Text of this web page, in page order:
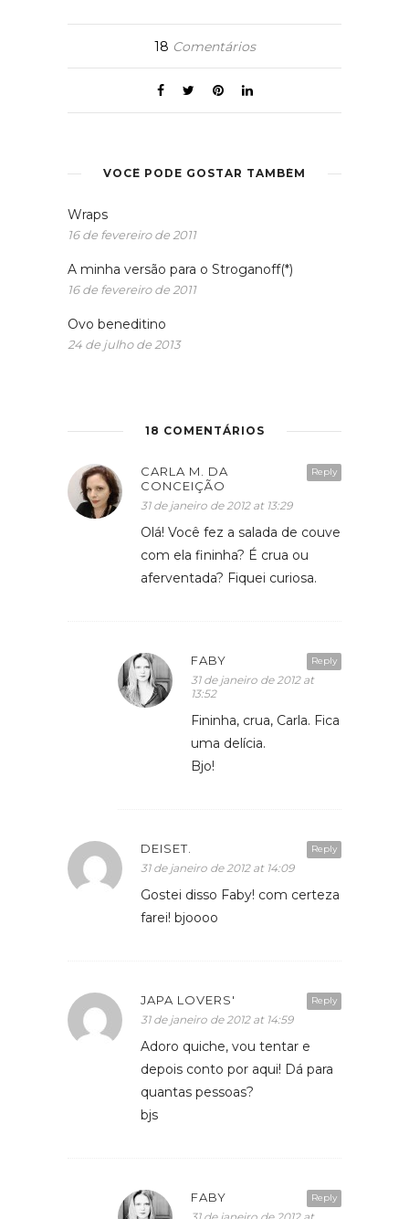
18 Comentários
VOCÊ PODE GOSTAR TAMBÉM
Wraps
16 de fevereiro de 2011
A minha versão para o Stroganoff(*)
16 de fevereiro de 2011
Ovo beneditino
24 de julho de 2013
18 COMENTÁRIOS
Reply
CARLA M. DA
CONCEIÇÃO
31 de janeiro de 2012 at 13:29
Olá! Você fez a salada de couve
com ela fininha? É crua ou
aferventada? Fiquei curiosa.
Reply
FABY
31 de janeiro de 2012 at
13:52
Fininha, crua, Carla. Fica
uma delícia.
Bjo!
Reply
DEISET.
31 de janeiro de 2012 at 14:09
Gostei disso Faby! com certeza
farei! bjoooo
Reply
JAPA LOVERS'
31 de janeiro de 2012 at 14:59
Adoro quiche, vou tentar e
depois conto por aqui! Dá para
quantas pessoas?
bjs
Reply
FABY